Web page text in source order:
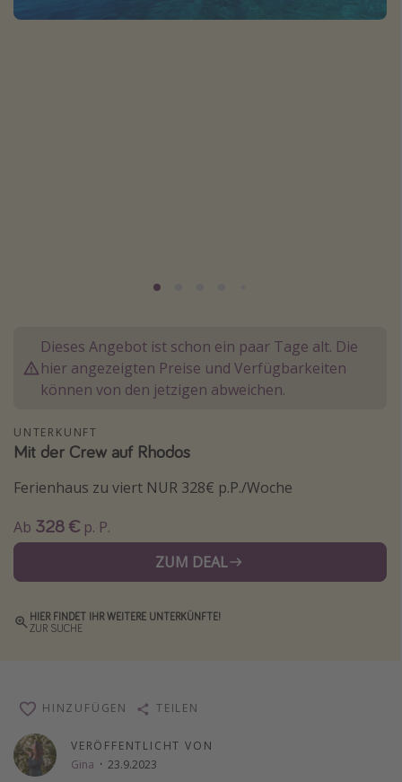
Normandie Urlaub
Wellnessurlaub
Disneyland Paris
Roadtrips
Wochenendtrip
Singlereisen
Strandurlaub
Hotels in Hamburg
Familienurlaub in der Türkei
Rundreisen in Thailand
Bahnreisen in der Schweiz
Dieses Angebot ist schon ein paar Tage alt. Die
hier angezeigten Preise und Verfügbarkeiten
können von den jetzigen abweichen.
UNTERKUNFT
Mit der Crew auf Rhodos
Ferienhaus zu viert NUR 328€ p.P./Woche
Ab 328 € p. P.
ZUM DEAL
HIER FINDET IHR WEITERE UNTERKÜNFTE!
ZUR SUCHE
VERÖFFENTLICHT VON
Gina · 23.9.2023
HINZUFÜGEN TEILEN